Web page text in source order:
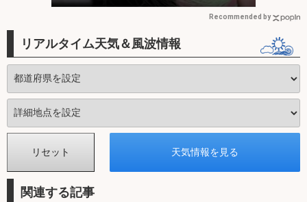
Recommended by
リアルタイム天気＆風波情報
関連する記事